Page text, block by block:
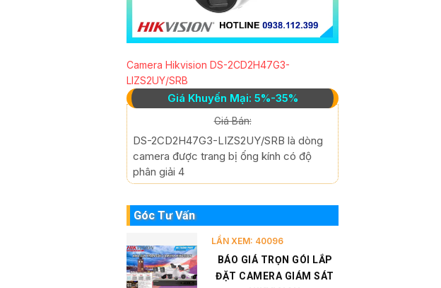
Camera Hikvision DS-2CD2H47G3-
LIZS2UY/SRB
Giá Khuyến Mại: 5%-35%
Giá Bán:
DS-2CD2H47G3-LIZS2UY/SRB là dòng
camera được trang bị ống kính có độ
phân giải 4
Góc Tư Vấn
LẦN XEM: 40096
BÁO GIÁ TRỌN GÓI LẮP
ĐẶT CAMERA GIÁM SÁT